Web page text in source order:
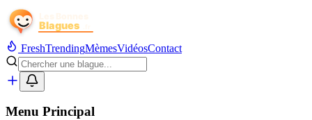
FreshTrendingMèmesVidéosContact
Menu Principal